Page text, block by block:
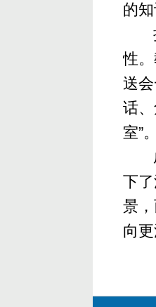
的
性
送
话
室”。
下
景
向